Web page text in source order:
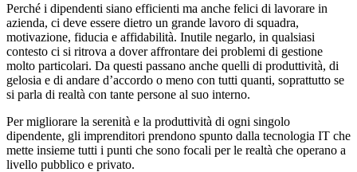
Perché i dipendenti siano efficienti ma anche felici di lavorare in
azienda, ci deve essere dietro un grande lavoro di squadra,
motivazione, fiducia e affidabilità. Inutile negarlo, in qualsiasi
contesto ci si ritrova a dover affrontare dei problemi di gestione
molto particolari. Da questi passano anche quelli di produttività, di
gelosia e di andare d’accordo o meno con tutti quanti, soprattutto se
si parla di realtà con tante persone al suo interno.
Per migliorare la serenità e la produttività di ogni singolo
dipendente, gli imprenditori prendono spunto dalla tecnologia IT che
mette insieme tutti i punti che sono focali per le realtà che operano a
livello pubblico e privato.